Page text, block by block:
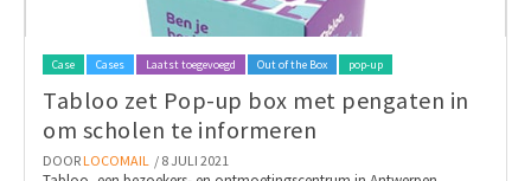
Case Cases Laatst toegevoegd Out of the Box pop-up
Tabloo zet Pop-up box met pengaten in
om scholen te informeren
DOOR LOCOMAIL / 8 JULI 2021